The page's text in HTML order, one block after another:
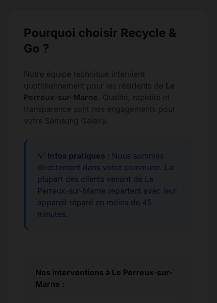
Pourquoi choisir Recycle &
Go ?
Notre équipe technique intervient
quotidiennement pour les résidents de Le
Perreux-sur-Marne. Qualité, rapidité et
transparence sont nos engagements pour
votre Samsung Galaxy.
💡 Infos pratiques : Nous sommes
directement dans votre commune. La
plupart des clients venant de Le
Perreux-sur-Marne repartent avec leur
appareil réparé en moins de 45
minutes.
Nos interventions à Le Perreux-sur-
Marne :